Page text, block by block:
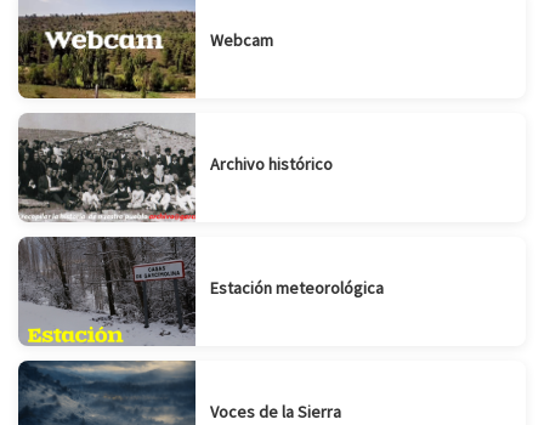
Webcam
Archivo histórico
Estación meteorológica
Voces de la Sierra